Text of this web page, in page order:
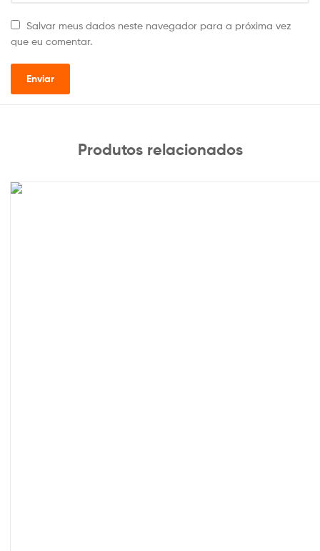
Salvar meus dados neste navegador para a próxima vez
que eu comentar.
Produtos relacionados